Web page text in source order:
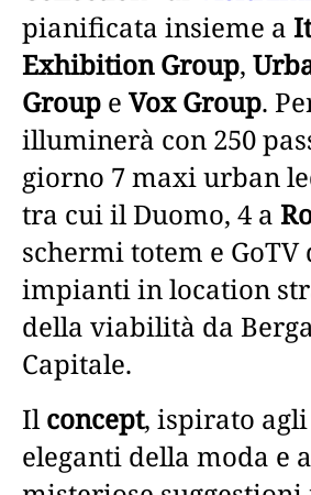
pianificata insieme a
Exhibition Group,
Group e Vox Group.
illuminerà con 250
giorno 7 maxi urban
tra cui il Duomo, 4 a
schermi totem e GoTV
impianti in location
della viabilità da
Capitale.
Ilconcept, ispirato
eleganti della moda e